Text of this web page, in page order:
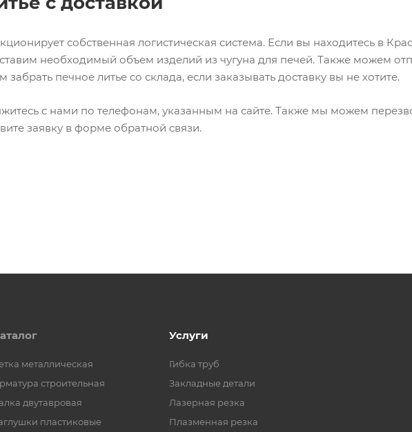
собственная логистическая система. Если вы находитесь в
необходимый объем изделий из чугуна для печей. Также можем
печное литье со склада, если заказывать доставку вы не хотите.
с нами по телефонам, указанным на сайте. Также мы можем
заявку в форме обратной связи.
металлическая
строительная
двутавровая
пластиковые
Услуги
Гибка труб
Закладные детали
Лазерная резка
Плазменная резка